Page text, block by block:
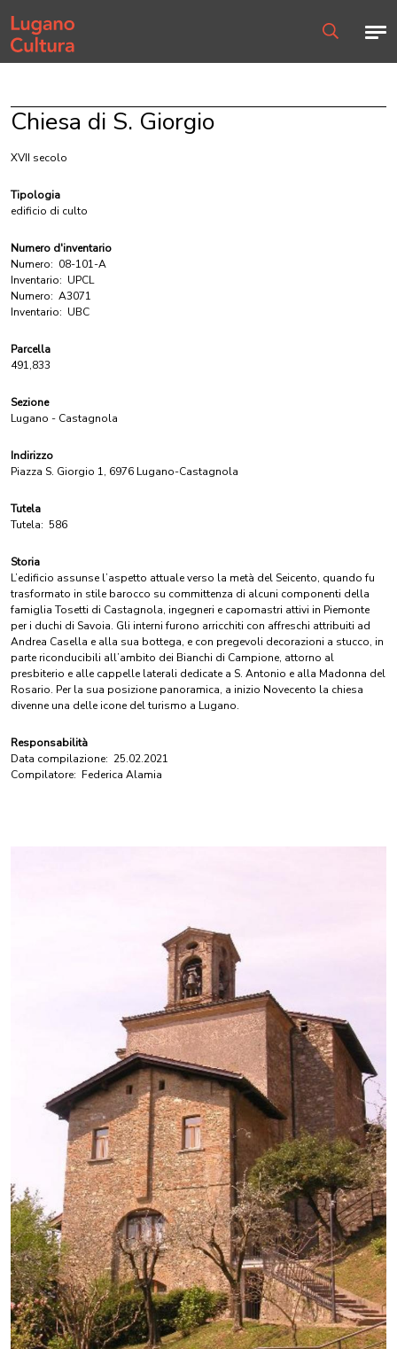
Home page
Chiesa di S. Giorgio
XVII secolo
Tipologia
edificio di culto
Numero d'inventario
Numero: 08-101-A
Inventario: UPCL
Numero: A3071
Inventario: UBC
Parcella
491,833
Sezione
Lugano - Castagnola
Indirizzo
Piazza S. Giorgio 1, 6976 Lugano-Castagnola
Tutela
Tutela: 586
Storia
L’edificio assunse l’aspetto attuale verso la metà del Seicento, quando fu
trasformato in stile barocco su committenza di alcuni componenti della
famiglia Tosetti di Castagnola, ingegneri e capomastri attivi in Piemonte
per i duchi di Savoia. Gli interni furono arricchiti con affreschi attribuiti ad
Andrea Casella e alla sua bottega, e con pregevoli decorazioni a stucco, in
parte riconducibili all’ambito dei Bianchi di Campione, attorno al
presbiterio e alle cappelle laterali dedicate a S. Antonio e alla Madonna del
Rosario. Per la sua posizione panoramica, a inizio Novecento la chiesa
divenne una delle icone del turismo a Lugano.
Responsabilità
Data compilazione: 25.02.2021
Compilatore: Federica Alamia